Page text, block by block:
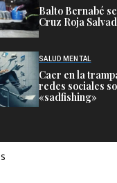
Balto Bernabé
Cruz Roja
SALUD MENTAL
Caer en la
redes sociales
«sadfishing»